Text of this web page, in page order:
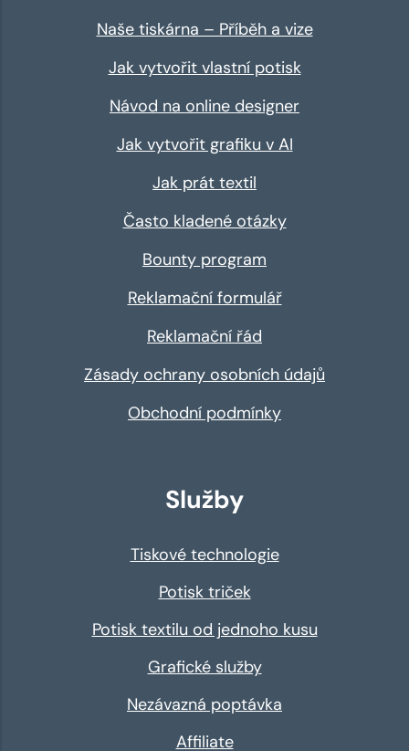
Naše tiskárna – Příběh a vize
Jak vytvořit vlastní potisk
Návod na online designer
Jak vytvořit grafiku v AI
Jak prát textil
Často kladené otázky
Bounty program
Reklamační formulář
Reklamační řád
Zásady ochrany osobních údajů
Obchodní podmínky
Služby
Tiskové technologie
Potisk triček
Potisk textilu od jednoho kusu
Grafické služby
Nezávazná poptávka
Affiliate